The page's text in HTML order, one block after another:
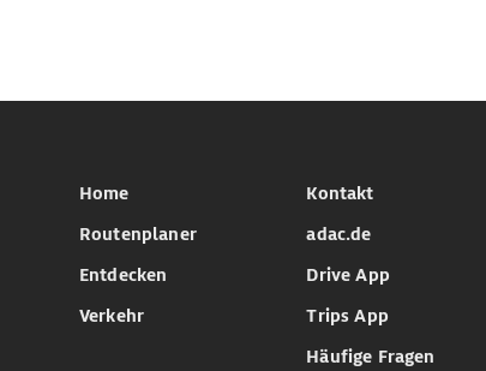
Home
Routenplaner
Entdecken
Verkehr
Kontakt
adac.de
Drive App
Trips App
Häufige Fragen